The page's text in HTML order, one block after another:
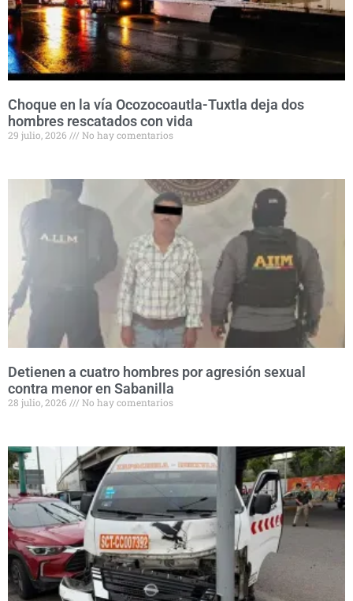
Choque en la vía Ocozocoautla-Tuxtla deja dos
hombres rescatados con vida
29 julio, 2026 No hay comentarios
Detienen a cuatro hombres por agresión sexual
contra menor en Sabanilla
28 julio, 2026 No hay comentarios